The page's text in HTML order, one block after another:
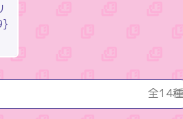
全14種